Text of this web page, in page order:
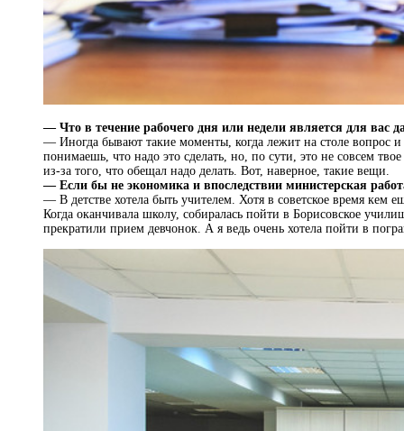
— Что в течение рабочего дня или недели является для вас
— Иногда бывают такие моменты, когда лежит на столе вопрос
понимаешь, что надо это сделать, но, по сути, это не совсем
из-за того, что обещал надо делать. Вот, наверное, такие вещи.
— Если бы не экономика и впоследствии министерская
— В детстве хотела быть учителем. Хотя в советское время кем
Когда оканчивала школу, собиралась пойти в Борисовское
прекратили прием девчонок. А я ведь очень хотела пойти в